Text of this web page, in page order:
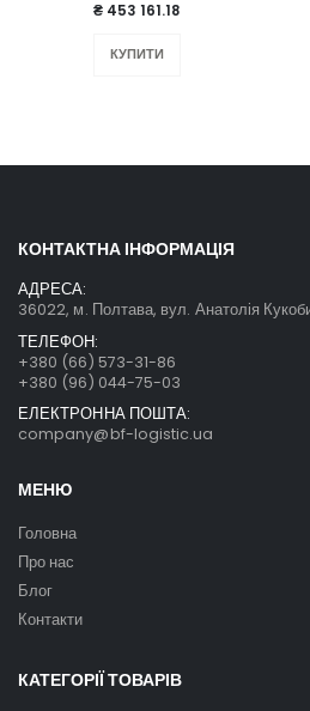
₴ 453 161.18
КУПИТИ
КОНТАКТНА ІНФОРМАЦІЯ
АДРЕСА:
36022, м. Полтава, вул. Анатолія
ТЕЛЕФОН:
+380 (66) 573-31-86
+380 (96) 044-75-03
ЕЛЕКТРОННА ПОШТА:
company@bf-logistic.ua
МЕНЮ
Головна
Про нас
Блог
Контакти
КАТЕГОРІЇ ТОВАРІВ